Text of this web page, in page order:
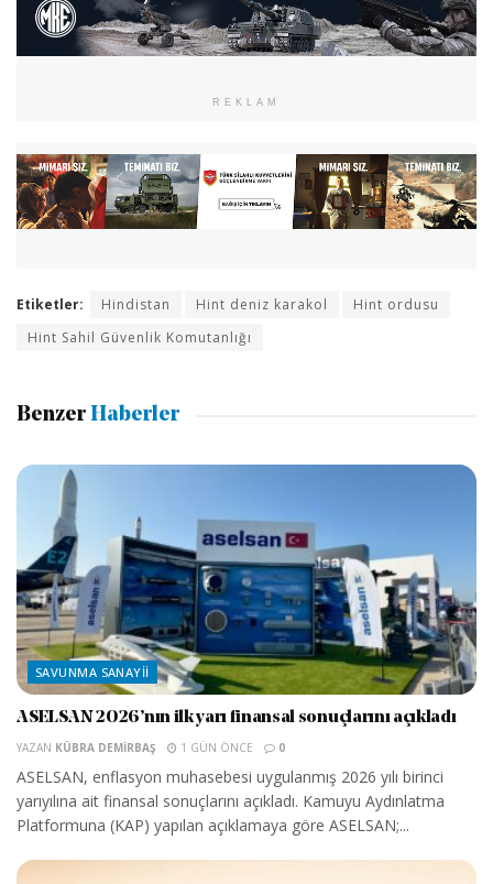
REKLAM
Etiketler: Hindistan Hint deniz karakol
Hint ordusu
Hint Sahil Güvenlik Komutanlığı
Benzer Haberler
SAVUNMA SANAYII
ASELSAN 2026’nın ilk yarı finansal sonuçlarını açıkladı
YAZAN KÜBRA DEMIRBAŞ 1 GÜN ÖNCE 0
ASELSAN, enflasyon muhasebesi uygulanmış 2026 yılı birinci
yarıyılına ait finansal sonuçlarını açıkladı. Kamuyu Aydınlatma
Platformuna (KAP) yapılan açıklamaya göre ASELSAN;...